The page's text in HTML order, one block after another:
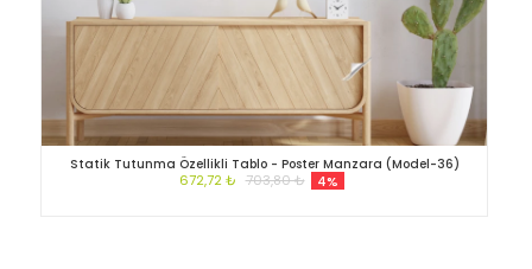
Statik Tutunma Özellikli Tablo - Poster Manzara (Model-36)
672,72 ₺ 703,80 ₺ 4%